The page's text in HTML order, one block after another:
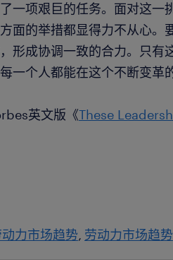
一项艰巨的任务。面对这一
面的举措都显得力不从心。
形成协调一致的合力。只有
一个人都能在这个不断变革
英文版《These
动力市场趋势 劳动力市场趋势